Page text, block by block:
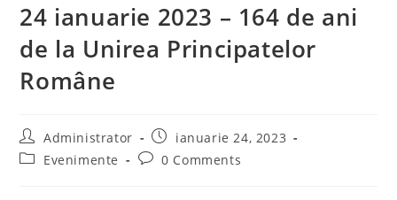
24 ianuarie 2023 – 164 de ani
de la Unirea Principatelor
Române
Post
author:
Administrator
Post
published:
ianuarie 24, 2023
PostEvenimente
Post0 Comments